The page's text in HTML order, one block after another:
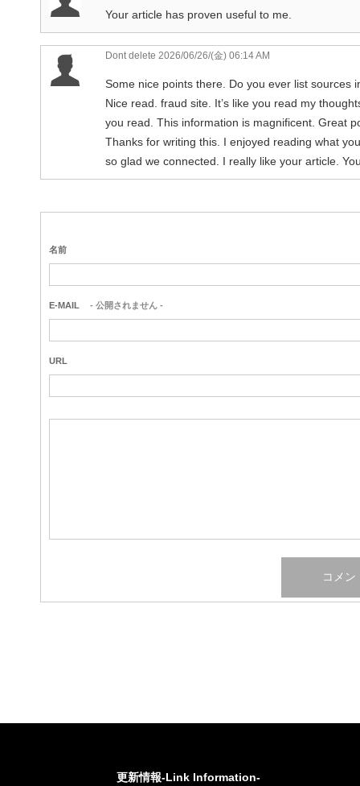
Your article has proven useful to me.
Dont delete 2026/06/26/(金) 06:14 AM
Some nice points there. Do you ever list sources
Nice read. fraud site. It’s like you read my
you read. This information is magnificent. Great
Thanks for writing this. I enjoyed reading what
so glad we connected. I really like your article.
名前
E-MAIL - 公開されません -
URL
更新情報-Link Information-